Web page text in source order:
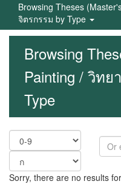
Browsing Theses
จิตรกรรม by Type
Browsing
Painting / วิท
Type
Sorry, there are no results